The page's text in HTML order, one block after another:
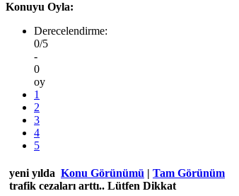
Konuyu Oyla:
Derecelendirme:
0/5
-
0
oy
1
2
3
4
5
Konu Görünümü | Tam Görünüm
yeni yılda
trafik cezaları arttı.. Lütfen Dikkat